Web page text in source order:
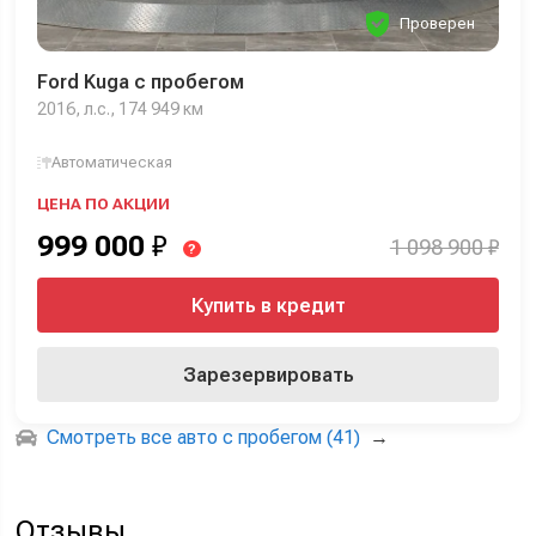
Проверен
Ford Kuga с пробегом
2016, л.с., 174 949 км
Автоматическая
ЦЕНА ПО АКЦИИ
999 000 ₽ ? 1 098 900 ₽
Купить в кредит
Зарезервировать
Смотреть все авто с пробегом (41) →